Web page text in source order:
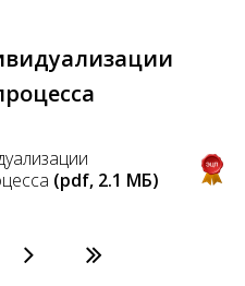
(pdf, 2.1 MБ)